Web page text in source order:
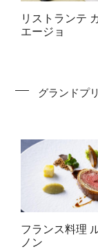
リストランテ
エージョ
グランドプ
フランス料理
ノン